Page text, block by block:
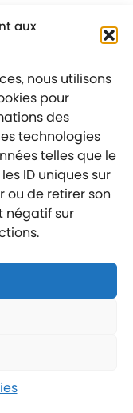
aux
nous utilisons
pour
des
technologies
telles que le
ID uniques sur
ou de retirer son
négatif sur